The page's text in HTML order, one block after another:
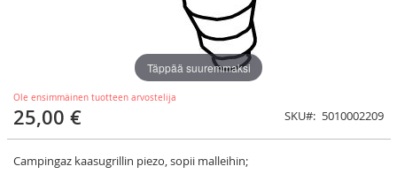
Ole ensimmäinen tuotteen arvostelija
25,00 € SKU 5010002209
Campingaz kaasugrillin piezo, sopii malleihin;
Täppää suuremmaksi